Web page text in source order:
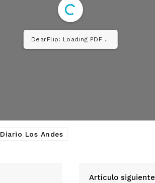
DearFlip: Loading PDF ...
Diario Los Andes
Artículo siguiente